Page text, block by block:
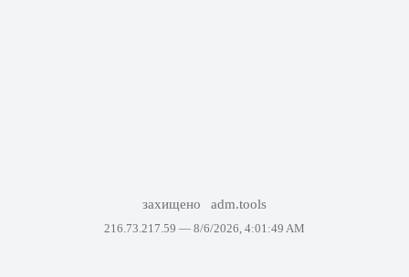
захищено adm.tools
216.73.217.59 — 8/6/2026, 4:01:49 AM